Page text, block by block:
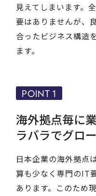
見えてしまいます。
要はありませんが、
合ったビジネス構造
ます。
海外拠点毎に
ラバラでグロ
POINT 1
日本企業の海外拠点
算も少なく専門のIT
あります。このため